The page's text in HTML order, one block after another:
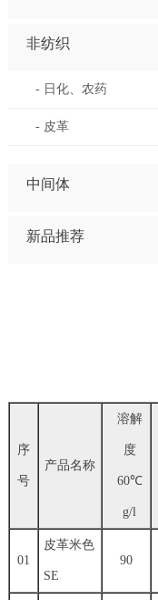
非纺织
- 日化、农药
- 皮革
中间体
新品推荐
序
号
产品名称
溶解
度
60℃
g/l
01
皮革米色
SE
90